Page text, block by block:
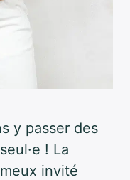
y passer des
! La
invité